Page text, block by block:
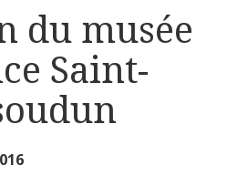
du musée
Saint-